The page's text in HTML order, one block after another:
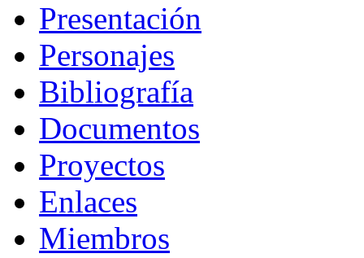
Presentación
Personajes
Bibliografía
Documentos
Proyectos
Enlaces
Miembros